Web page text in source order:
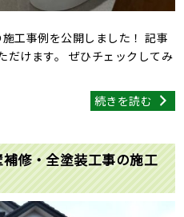
工事例を公開しました！ 記事
だけます。 ぜひチェックしてみ
続きを読む
修・全塗装工事の施工